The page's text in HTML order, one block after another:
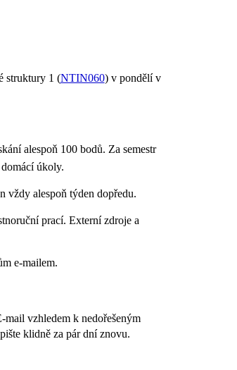
struktury 1 (NTIN060) v pondělí v
alespoň 100 bodů. Za semestr
úkoly.
vždy alespoň týden dopředu.
prací. Externí zdroje a
e-mailem.
mail vzhledem k nedořešeným
klidně za pár dní znovu.